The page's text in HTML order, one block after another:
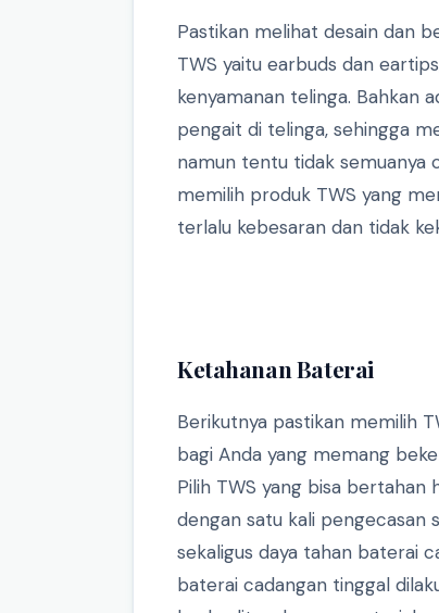
Pastikan melihat desain dan
TWS yaitu earbuds dan
kenyamanan telinga. Bahkan
pengait di telinga, sehingga
namun tentu tidak semuanya
memilih produk TWS yang
terlalu kebesaran dan tidak
Ketahanan Baterai
Berikutnya pastikan memilih
bagi Anda yang memang
Pilih TWS yang bisa bertahan
dengan satu kali pengecasan
sekaligus daya tahan baterai
baterai cadangan tinggal